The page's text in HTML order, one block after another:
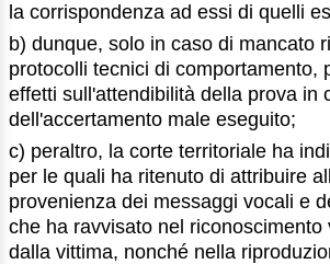
la corrispondenza ad essi di quelli
b) dunque, solo in caso di mancato
protocolli tecnici di comportamento,
effetti sull'attendibilità della prova in
dell'accertamento male eseguito;
c) peraltro, la corte territoriale ha
per le quali ha ritenuto di attribuire
provenienza dei messaggi vocali e
che ha ravvisato nel riconoscimento
dalla vittima, nonché nella